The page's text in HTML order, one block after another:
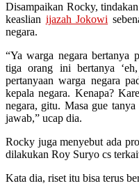
Disampaikan Rocky,
keaslian ijazah Jokowi
negara.
“Ya warga negara bertanya
tiga orang ini bertanya
pertanyaan warga negara
kepala negara. Kenapa?
negara, gitu. Masa gue
jawab,” ucap dia.
Rocky juga menyebut ada
dilakukan Roy Suryo cs
Kata dia, riset itu bisa terus